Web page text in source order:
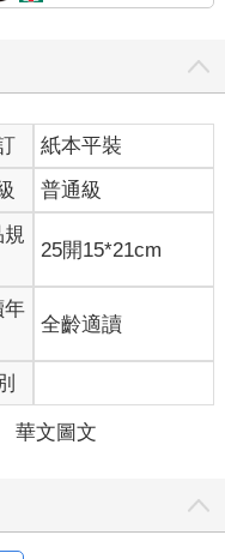
紙本平裝
普通級
規
25開15*21cm
年
全齡適讀
華文圖文